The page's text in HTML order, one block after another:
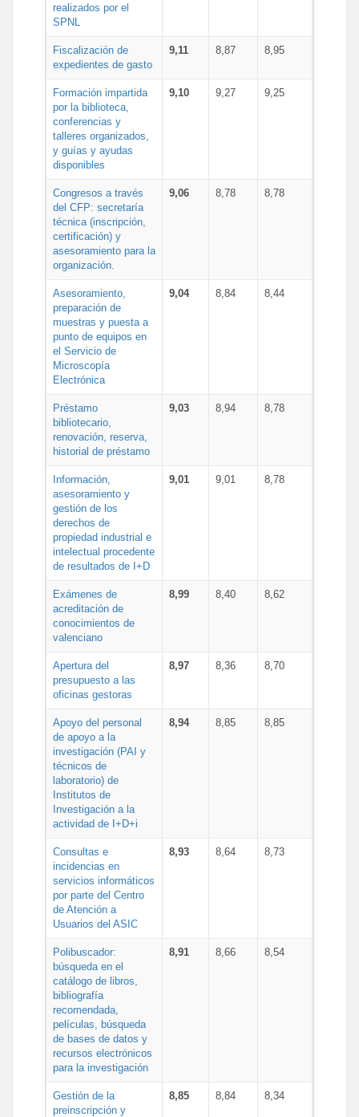
realizados por el
SPNL
Fiscalización de
expedientes de gasto
9,11 8,87 8,95
Formación impartida
por la biblioteca,
conferencias y
talleres organizados,
y guías y ayudas
disponibles
9,10 9,27 9,25
Congresos a través
del CFP: secretaría
técnica (inscripción,
certificación) y
asesoramiento para la
organización.
9,06 8,78 8,78
Asesoramiento,
preparación de
muestras y puesta a
punto de equipos en
el Servicio de
Microscopía
Electrónica
9,04 8,84 8,44
Préstamo
bibliotecario,
renovación, reserva,
historial de préstamo
9,03 8,94 8,78
Información,
asesoramiento y
gestión de los
derechos de
propiedad industrial e
intelectual procedente
de resultados de I+D
9,01 9,01 8,78
Exámenes de
acreditación de
conocimientos de
valenciano
8,99 8,40 8,62
Apertura del
presupuesto a las
oficinas gestoras
8,97 8,36 8,70
Apoyo del personal
de apoyo a la
investigación (PAI y
técnicos de
laboratorio) de
Institutos de
Investigación a la
actividad de I+D+i
8,94 8,85 8,85
Consultas e
incidencias en
servicios informáticos
por parte del Centro
de Atención a
Usuarios del ASIC
8,93 8,64 8,73
Polibuscador:
búsqueda en el
catálogo de libros,
bibliografía
recomendada,
películas, búsqueda
de bases de datos y
recursos electrónicos
para la investigación
8,91 8,66 8,54
Gestión de la
preinscripción y
8,85 8,84 8,34